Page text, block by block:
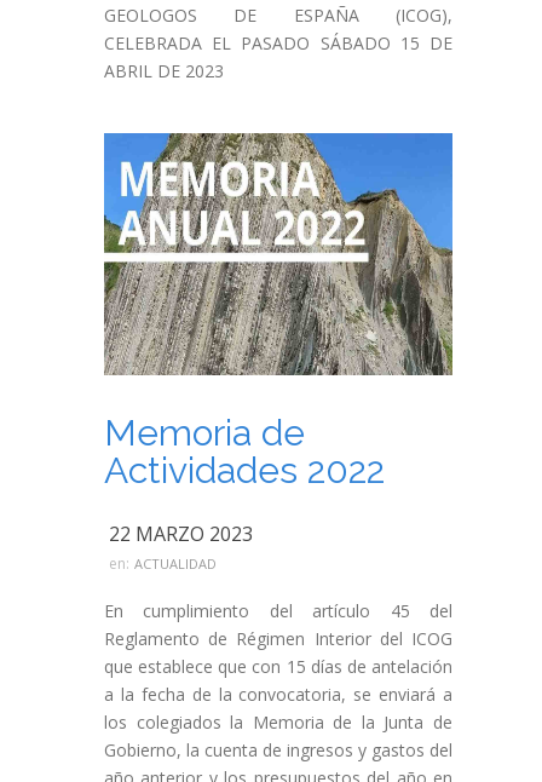
GEOLOGOS DE ESPAÑA (ICOG),
CELEBRADA EL PASADO SÁBADO 15 DE
ABRIL DE 2023
Memoria de
Actividades 2022
22 MARZO 2023
en: ACTUALIDAD
En cumplimiento del artículo 45 del
Reglamento de Régimen Interior del ICOG
que establece que con 15 días de antelación
a la fecha de la convocatoria, se enviará a
los colegiados la Memoria de la Junta de
Gobierno, la cuenta de ingresos y gastos del